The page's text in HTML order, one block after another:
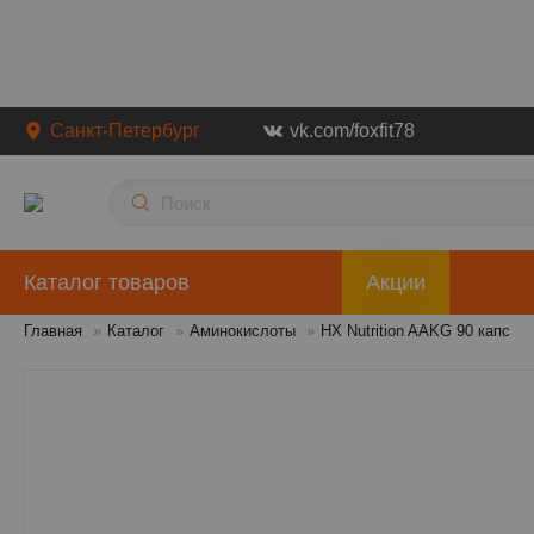
Санкт-Петербург vk.com/foxfit78
Каталог товаров Акции
Главная » Каталог » Аминокислоты » HX Nutrition AAKG 90 капс